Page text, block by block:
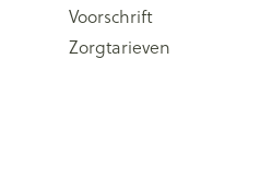
Voorschrift
Zorgtarieven